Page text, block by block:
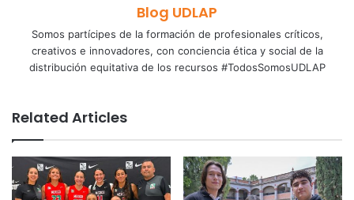
Blog UDLAP
Somos partícipes de la formación de profesionales críticos,
creativos e innovadores, con conciencia ética y social de la
distribución equitativa de los recursos #TodosSomosUDLAP
Related Articles